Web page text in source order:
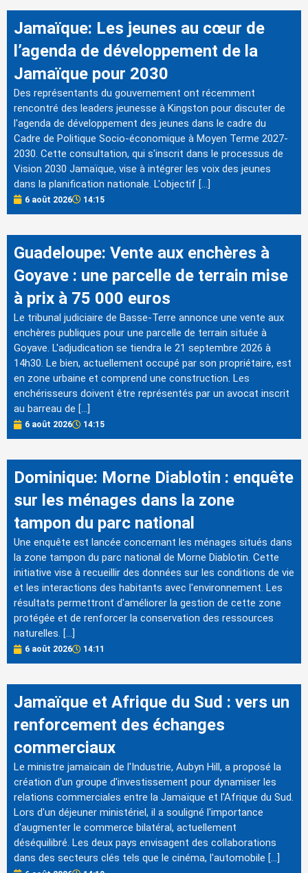
Jamaïque: Les jeunes au cœur de
l’agenda de développement de la
Jamaïque pour 2030
Des représentants du gouvernement ont récemment
rencontré des leaders jeunesse à Kingston pour discuter de
l'agenda de développement des jeunes dans le cadre du
Cadre de Politique Socio-économique à Moyen Terme 2027-
2030. Cette consultation, qui s'inscrit dans le processus de
Vision 2030 Jamaïque, vise à intégrer les voix des jeunes
dans la planification nationale. L'objectif […]
6 août 2026 14:15
Guadeloupe: Vente aux enchères à
Goyave : une parcelle de terrain mise
à prix à 75 000 euros
Le tribunal judiciaire de Basse-Terre annonce une vente aux
enchères publiques pour une parcelle de terrain située à
Goyave. L'adjudication se tiendra le 21 septembre 2026 à
14h30. Le bien, actuellement occupé par son propriétaire, est
en zone urbaine et comprend une construction. Les
enchérisseurs doivent être représentés par un avocat inscrit
au barreau de […]
6 août 2026 14:15
Dominique: Morne Diablotin : enquête
sur les ménages dans la zone
tampon du parc national
Une enquête est lancée concernant les ménages situés dans
la zone tampon du parc national de Morne Diablotin. Cette
initiative vise à recueillir des données sur les conditions de vie
et les interactions des habitants avec l'environnement. Les
résultats permettront d'améliorer la gestion de cette zone
protégée et de renforcer la conservation des ressources
naturelles. […]
6 août 2026 14:11
Jamaïque et Afrique du Sud : vers un
renforcement des échanges
commerciaux
Le ministre jamaïcain de l'Industrie, Aubyn Hill, a proposé la
création d'un groupe d'investissement pour dynamiser les
relations commerciales entre la Jamaïque et l'Afrique du Sud.
Lors d'un déjeuner ministériel, il a souligné l'importance
d'augmenter le commerce bilatéral, actuellement
déséquilibré. Les deux pays envisagent des collaborations
dans des secteurs clés tels que le cinéma, l'automobile […]